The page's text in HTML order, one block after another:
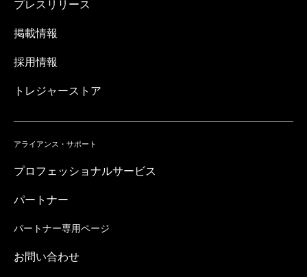
プレスリリース
掲載情報
採用情報
トレジャーストア
アライアンス・サポート
プロフェッショナルサービス
パートナー
パートナー専用ページ
お問い合わせ